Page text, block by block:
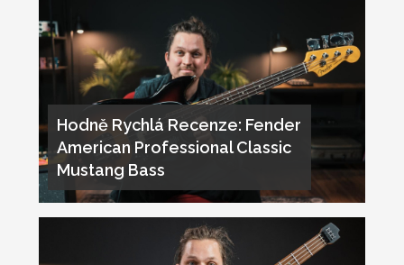
Hodně Rychlá Recenze: Fender
American Professional Classic
Mustang Bass